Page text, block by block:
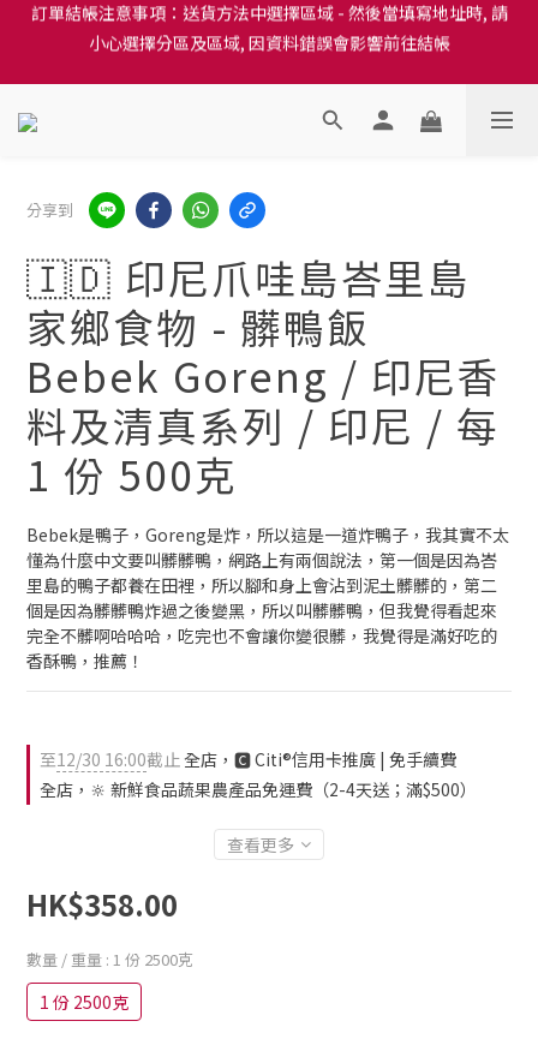
訂單結帳注意事項：送貨方法中選擇區域 - 然後當填寫地址時, 請
小心選擇分區及區域, 因資料錯誤會影響前往結帳
隆重推出本地培育田香雞、金棠雞、粵皇鷄及平原雞等，想食靚雞
訂單結帳注意事項：送貨方法中選擇區域 - 然後當填寫地址時, 請
分享到
🇮🇩 印尼爪哇島峇里島
家鄉食物 - 髒鴨飯
Bebek Goreng / 印尼香
料及清真系列 / 印尼 / 每
1 份 500克
Bebek是鴨子，Goreng是炸，所以這是一道炸鴨子，我其實不太
懂為什麼中文要叫髒髒鴨，網路上有兩個說法，第一個是因為峇
里島的鴨子都養在田裡，所以腳和身上會沾到泥土髒髒的，第二
個是因為髒髒鴨炸過之後變黑，所以叫髒髒鴨，但我覺得看起來
完全不髒啊哈哈哈，吃完也不會讓你變很髒，我覺得是滿好吃的
香酥鴨，推薦！
至12/30 16:00截止全店，🅲 Citi®信用卡推廣 | 免手續費
全店，🔆 新鮮食品蔬果農產品免運費（2-4天送；滿$500）
查看更多
HK$358.00
數量 / 重量 : 1 份 2500克
1 份 2500克